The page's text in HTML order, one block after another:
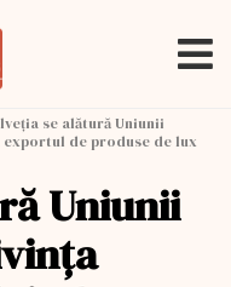
se alătură Uniunii
de produse de lux
Uniunii